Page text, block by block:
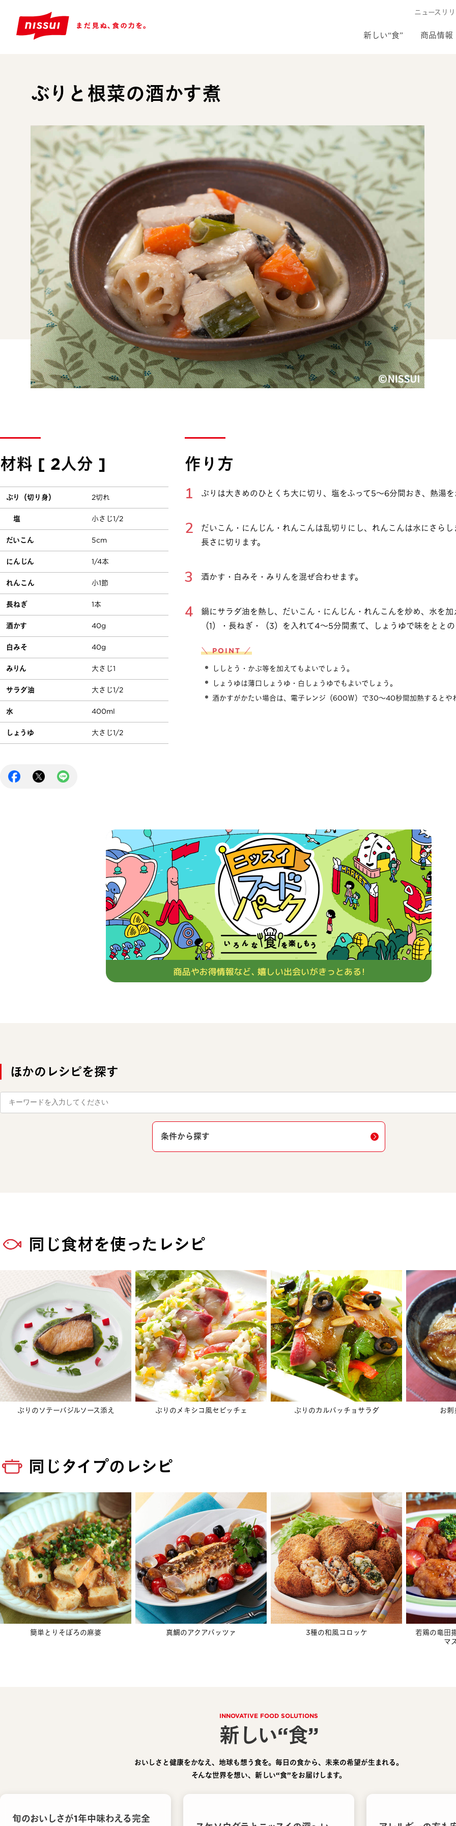
新しい“食” 商品情報
ニュースリリ
ぶりと根菜の酒かす煮
材料 [ 2人分 ]
ぶり（切り身） 2切れ
塩 小さじ1/2
だいこん 5cm
にんじん 1/4本
れんこん 小1節
長ねぎ 1本
酒かす 40g
白みそ 40g
みりん 大さじ1
サラダ油 大さじ1/2
水 400ml
しょうゆ 大さじ1/2
作り方
ぶりは大きめのひとくち大に切り、塩をふって5～6分間おき、熱湯を
だいこん・にんじん・れんこんは乱切りにし、れんこんは水にさら
長さに切ります。
酒かす・白みそ・みりんを混ぜ合わせます。
鍋にサラダ油を熱し、だいこん・にんじん・れんこんを炒め、水を加
（1）・長ねぎ・（3）を入れて4～5分間煮て、しょうゆで味をととの
＼ POINT ／
ししとう・かぶ等を加えてもよいでしょう。
しょうゆは薄口しょうゆ・白しょうゆでもよいでしょう。
酒かすがかたい場合は、電子レンジ（600Ｗ）で30～40秒間加熱するとや
ほかのレシピを探す
条件から探す
同じ食材を使ったレシピ
ぶりのソテーバジルソース添え ぶりのメキシコ風セビッチェ ぶりのカルパッチョサラダ お刺
同じタイプのレシピ
簡単とりそぼろの麻婆 真鯛のアクアパッツァ 3種の和風コロッケ
若鶏の竜田
マ
INNOVATIVE FOOD SOLUTIONS
新しい“食”
おいしさと健康をかなえ、地球も想う食を。毎日の食から、未来の希望が生まれる。
そんな世界を想い、新しい“食”をお届けします。
旬のおいしさが1年中味わえる完全